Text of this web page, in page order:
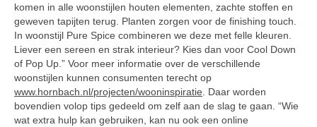
komen in alle woonstijlen houten elementen, zachte stoffen en
geweven tapijten terug. Planten zorgen voor de finishing touch.
In woonstijl Pure Spice combineren we deze met felle kleuren.
Liever een sereen en strak interieur? Kies dan voor Cool Down
of Pop Up.” Voor meer informatie over de verschillende
woonstijlen kunnen consumenten terecht op
www.hornbach.nl/projecten/wooninspiratie . Daar worden
bovendien volop tips gedeeld om zelf aan de slag te gaan. “Wie
wat extra hulp kan gebruiken, kan nu ook een online